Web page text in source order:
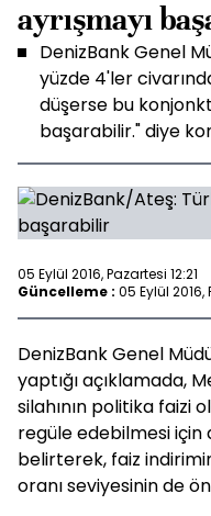
ayrışmayı
DenizBank Genel
yüzde 4'ler
düşerse bu
başarabilir." diye
05 Eylül 2016, Pazartesi 12:21
Güncelleme : 05 Eylül 2016,
DenizBank Genel
yaptığı açıklamada,
silahının politika faizi
regüle edebilmesi için
belirterek, faiz
oranı seviyesinin de